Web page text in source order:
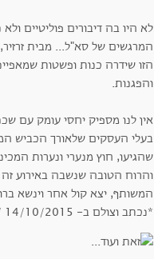
לא היו בה דיבורים פוליטיים
המרגשים של סא"ל... מבית
הזו שידרה כנות ופשטות
והפגנות.
אין לנו מספיק יחסי עומק עם
בעלי העסקים שלאורך הכביש
שהגיעו, חוץ מנערי ונערות
והרוח הטובה שנשבה באירוע
המשותף, יצא קול אחר וינשא
*נכתב וצולם ב- 14/10/2015 // כל הצילומים בגלריה